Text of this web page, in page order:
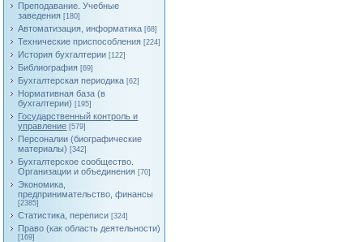
Преподавание. Учебные
заведения [180]
Автоматизация, информатика [68]
Технические приспособления [224]
История бухгалтерии [122]
Библиография [69]
Бухгалтерская периодика [62]
Нормативная база (в
бухгалтерии) [195]
Государственный контроль и
управление [579]
Персоналии (биографические
материалы) [342]
Бухгалтерское сообщество.
Организации и объединения [70]
Экономика,
предпринимательство, финансы
[2385]
Статистика, переписи [324]
Право (как область деятельности)
[169]